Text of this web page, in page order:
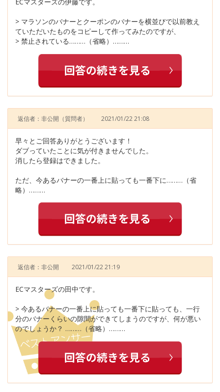
> マラソンのバナーとクーポンのバナーを横並びで以前教え
ていただいたものをコピーして作ってみたのですが、
> 禁止されている………（省略）………
返信者：非公開 （質問者） 2021/01/22 21:08
早々とご回答ありがとうございます！
ダブっていたことに気が付きませんでした。
消したら登録はできました。
ただ、今あるバナーの一番上に貼っても一番下に………（省
略）………
返信者：非公開 2021/01/22 21:19
ECマスターズの田中です。
> 今あるバナーの一番上に貼っても一番下に貼っても、一行
分のバナーくらいの隙間ができてしまうのですが、何が悪い
のでしょうか？ ………（省略）………